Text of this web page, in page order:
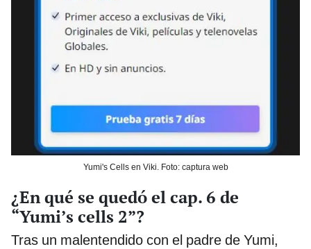
Yumi's Cells en Viki. Foto: captura web
¿En qué se quedó el cap. 6 de
“Yumi’s cells 2”?
Tras un malentendido con el padre de Yumi,